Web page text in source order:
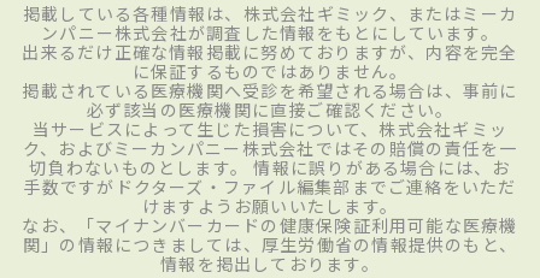
掲載している各種情報は、株式会社ギミック、またはミーカ
ンパニー株式会社が調査した情報をもとにしています。
出来るだけ正確な情報掲載に努めておりますが、内容を完全
に保証するものではありません。
掲載されている医療機関へ受診を希望される場合は、事前に
必ず該当の医療機関に直接ご確認ください。
当サービスによって生じた損害について、株式会社ギミッ
ク、およびミーカンパニー株式会社ではその賠償の責任を一
切負わないものとします。 情報に誤りがある場合には、お
手数ですがドクターズ・ファイル編集部までご連絡をいただ
けますようお願いいたします。
なお、「マイナンバーカードの健康保険証利用可能な医療機
関」の情報につきましては、厚生労働省の情報提供のもと、
情報を掲出しております。